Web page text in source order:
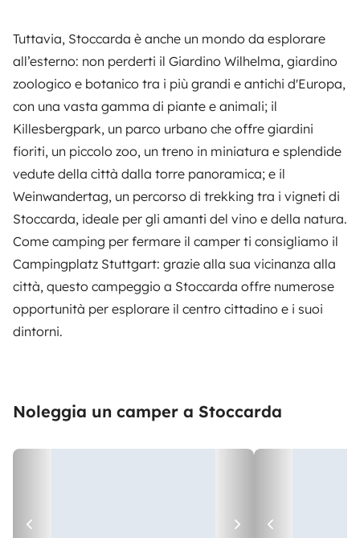
Tuttavia, Stoccarda è anche un mondo da esplorare
all’esterno: non perderti il Giardino Wilhelma, giardino
zoologico e botanico tra i più grandi e antichi d'Europa,
con una vasta gamma di piante e animali; il
Killesbergpark, un parco urbano che offre giardini
fioriti, un piccolo zoo, un treno in miniatura e splendide
vedute della città dalla torre panoramica; e il
Weinwandertag, un percorso di trekking tra i vigneti di
Stoccarda, ideale per gli amanti del vino e della natura.
Come camping per fermare il camper ti consigliamo il
Campingplatz Stuttgart: grazie alla sua vicinanza alla
città, questo campeggio a Stoccarda offre numerose
opportunità per esplorare il centro cittadino e i suoi
dintorni.
Noleggia un camper a Stoccarda